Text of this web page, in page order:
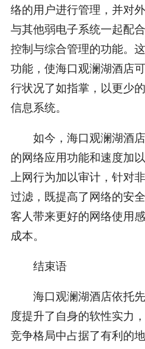
络的用户进行管理，并对
与其他弱电子系统一起配
控制与综合管理的功能。
功能，使海口观澜湖酒店
行状况了如指掌，以更少
信息系统。
如今，海口观澜湖酒店
的网络应用功能和速度加
上网行为加以审计，针对
过滤，既提高了网络的安
客人带来更好的网络使用
成本。
结束语
海口观澜湖酒店依托先
度提升了自身的软性实力
竞争格局中占据了有利的